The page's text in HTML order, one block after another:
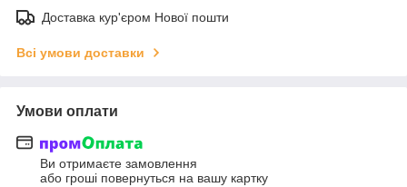
Доставка кур'єром Нової пошти
Всі умови доставки
Умови оплати
Ви отримаєте замовлення
або гроші повернуться на вашу картку